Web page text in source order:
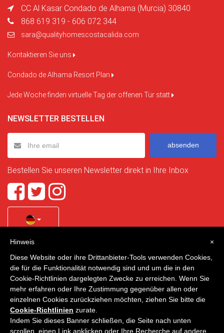
CC Al Kasar Condado de Alhama (Murcia) 30840
868 619 319 - 606 072 344
sara@qualityhomescostacalida.com
Kontaktieren Sie uns
Condado de Alhama Resort Plan
Jede Woche finden virtuelle Tag der offenen Tür statt
NEWSLETTER BESTELLEN
absenden
Bestellen Sie unseren Newsletter direkt in Ihre Inbox
Quality Homes Costa Calida is a registered trademark of
La Manga Holiday Home SL duly registered with CIF / tax
no. B-30750053 and address: Bella Luz 07-05, 30389 La
Manga Club, Cartagena, Murcia, Spain.
Quality Homes Costa Cálida - Alle Rechte vorbehalten
×
Hinweis
Diese Website oder ihre Drittanbieter-Tools verwenden Cookies,
die für die Funktionalität notwendig sind und um die in den
Cookie-Richtlinien dargelegten Zwecke zu erreichen. Wenn Sie
mehr erfahren oder Ihre Zustimmung gegenüber allen oder
einzelnen Cookies zurückziehen möchten, ziehen Sie bitte die
Cookie-Richtlinien zurate.
Indem Sie dieses Banner schließen, die Seite nach unten
scrollen, einen Link anklicken oder Ihre Recherche auf andere